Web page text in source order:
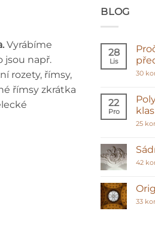
Vyrábíme
jsou např.
rozety, římsy,
římsy zkrátka
BLOG
28
Lis
30
22
Pro
25
42
33